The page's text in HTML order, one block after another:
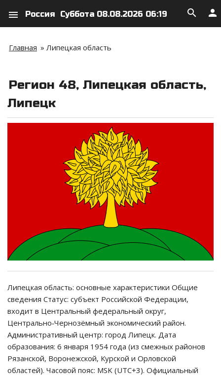
menu Россия Суббота 08.08.2026 06:19 person
search
Главная » Липецкая область
Регион 48, Липецкая область,
Липецк
Липецкая область: основные характеристики Общие
сведения Статус: субъект Российской Федерации,
входит в Центральный федеральный округ,
Центрально‑Чернозёмный экономический район.
Административный центр: город Липецк. Дата
образования: 6 января 1954 года (из смежных районов
Рязанской, Воронежской, Курской и Орловской
областей). Часовой пояс: MSK (UTC+3). Официальный